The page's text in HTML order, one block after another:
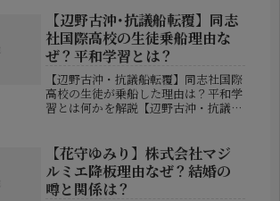
【辺野古沖･抗議船転覆】同志
社国際高校の生徒乗船理由な
ぜ？平和学習とは？
【辺野古沖・抗議船転覆】同志社国際
高校の生徒が乗船した理由は？平和学
習とは何かを解説【辺野古沖・抗議船
の辺野古沖で、基地建設に反対する活
動に関連した船が転覆する事故が発生
し...
【花守ゆみり】株式会社マジ
ルミエ降板理由なぜ？結婚の
噂と関係は？